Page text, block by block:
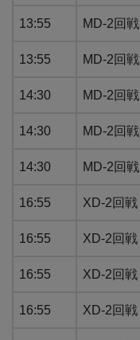
13:55 MD-2回戦
13:55 MD-2回戦
14:30 MD-2回戦
14:30 MD-2回戦
14:30 MD-2回戦
16:55 XD-2回戦
16:55 XD-2回戦
16:55 XD-2回戦
16:55 XD-2回戦